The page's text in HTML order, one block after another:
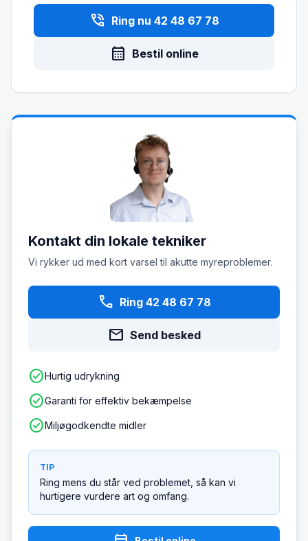
phone_in_talk Ring nu 42 48 67 78
calendar_month Bestil online
Kontakt din lokale tekniker
Vi rykker ud med kort varsel til akutte myreproblemer.
phone Ring 42 48 67 78
mail Send besked
check_circleHurtig udrykning
check_circleGaranti for effektiv bekæmpelse
check_circleMiljøgodkendte midler
TIP
Ring mens du står ved problemet, så kan vi
hurtigere vurdere art og omfang.